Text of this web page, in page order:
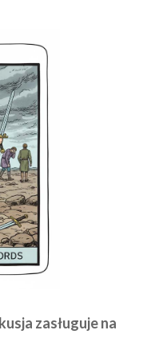
zasługuje na